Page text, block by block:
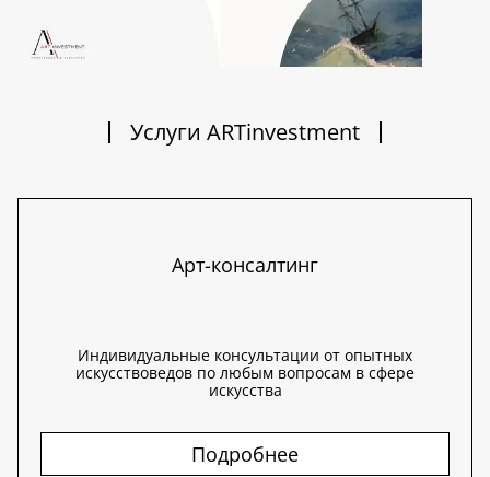
Услуги ARTinvestment
Арт-консалтинг
Индивидуальные консультации от опытных
искусствоведов по любым вопросам в сфере
искусства
Подробнее